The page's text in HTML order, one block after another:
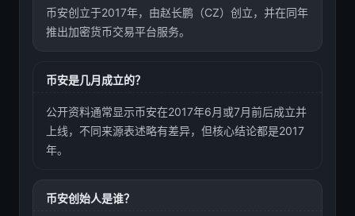
币安创立于2017年，由赵长鹏（CZ）创立，并在同年
推出加密货币交易平台服务。
币安是几月成立的？
公开资料通常显示币安在2017年6月或7月前后成立并
上线，不同来源表述略有差异，但核心结论都是2017
年。
币安创始人是谁？